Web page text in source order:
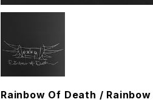
Rainbow Of Death /